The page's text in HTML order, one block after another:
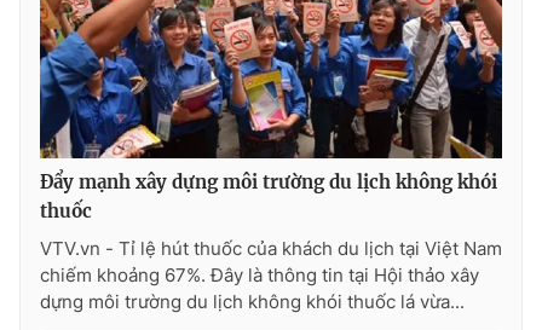
Emagazine Podcast
Photo Infographic
Video Shorts video
VTV Money VTV Thể thao
VTV Sức khoẻ Bất động sản
Đẩy mạnh xây dựng môi trường du lịch không khói
thuốc
VTV.vn - Tỉ lệ hút thuốc của khách du lịch tại Việt Nam
chiếm khoảng 67%. Đây là thông tin tại Hội thảo xây
dựng môi trường du lịch không khói thuốc lá vừa...